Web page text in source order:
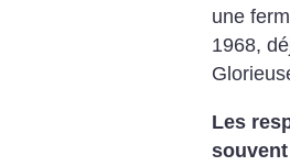
une
1968,
Les
souvent